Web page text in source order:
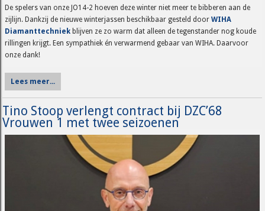
De spelers van onze JO14-2 hoeven deze winter niet meer te bibberen aan de
zijlijn. Dankzij de nieuwe winterjassen beschikbaar gesteld door WIHA
Diamanttechniek blijven ze zo warm dat alleen de tegenstander nog koude
rillingen krijgt. Een sympathiek én verwarmend gebaar van WIHA. Daarvoor
onze dank!
Lees meer...
Tino Stoop verlengt contract bij DZC’68
Vrouwen 1 met twee seizoenen